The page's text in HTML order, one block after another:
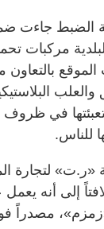
جاءت
مركبات
في ظروف
للناس.
لتجارة
إلى أنه يعمل
مصدراً